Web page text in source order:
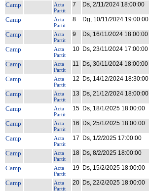
Camp
Acta
Partit
7 Ds, 2/11/2024 18:00:00
Camp
Acta
Partit
8 Dg, 10/11/2024 19:00:00
Camp
Acta
Partit
9 Ds, 16/11/2024 18:00:00
Camp
Acta
Partit
10 Ds, 23/11/2024 17:00:00
Camp
Acta
Partit
11 Ds, 30/11/2024 18:00:00
Camp
Acta
Partit
12 Ds, 14/12/2024 18:30:00
Camp
Acta
Partit
13 Ds, 21/12/2024 18:00:00
Camp
Acta
Partit
15 Ds, 18/1/2025 18:00:00
Camp
Acta
Partit
16 Ds, 25/1/2025 18:00:00
Camp
Acta
Partit
17 Ds, 1/2/2025 17:00:00
Camp
Acta
Partit
18 Ds, 8/2/2025 18:00:00
Camp
Acta
Partit
19 Ds, 15/2/2025 18:00:00
Camp
Acta
Partit
20 Ds, 22/2/2025 18:00:00